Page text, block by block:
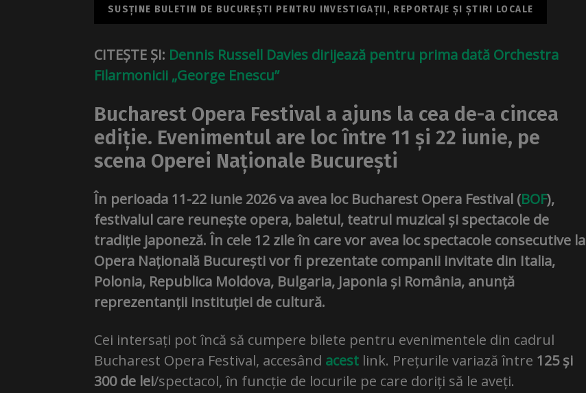
SUSȚINE BULETIN DE BUCUREȘTI PENTRU INVESTIGAȚII, REPORTAJE ȘI ȘTIRI LOCALE
CITEȘTE ȘI: Dennis Russell Davies dirijează pentru prima dată Orchestra
Filarmonicii „George Enescu”
Bucharest Opera Festival a ajuns la cea de-a cincea
ediție. Evenimentul are loc între 11 și 22 iunie, pe
scena Operei Naționale București
În perioada 11-22 iunie 2026 va avea loc Bucharest Opera Festival (BOF),
festivalul care reunește opera, baletul, teatrul muzical și spectacole de
tradiție japoneză. În cele 12 zile în care vor avea loc spectacole consecutive la
Opera Națională București vor fi prezentate companii invitate din Italia,
Polonia, Republica Moldova, Bulgaria, Japonia și România, anunță
reprezentanții instituției de cultură.
Cei intersați pot încă să cumpere bilete pentru evenimentele din cadrul
Bucharest Opera Festival, accesând acest link. Prețurile variază între 125 și
300 de lei/spectacol, în funcție de locurile pe care doriți să le aveți.